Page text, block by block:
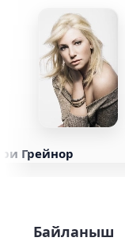
Грейнор
Байланыш